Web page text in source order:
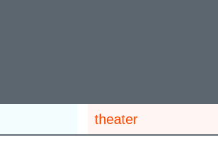
theater